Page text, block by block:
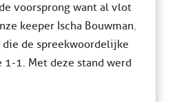
voorsprong want al vlot
keeper Ischa Bouwman.
die de spreekwoordelijke
1. Met deze stand werd